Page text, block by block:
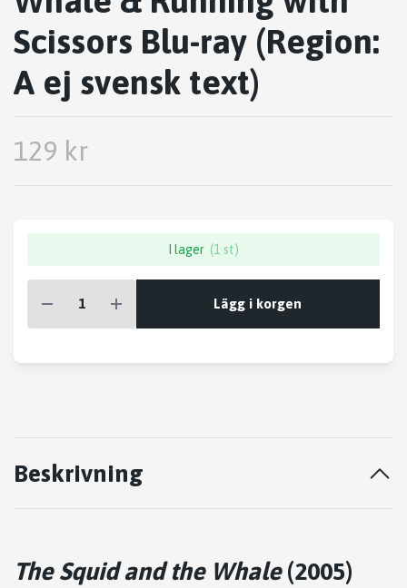
Scissors Blu-ray (Region:
A ej svensk text)
129 kr
I lager (1 st)
Lägg i korgen
Beskrivning
The Squid and the Whale(2005)